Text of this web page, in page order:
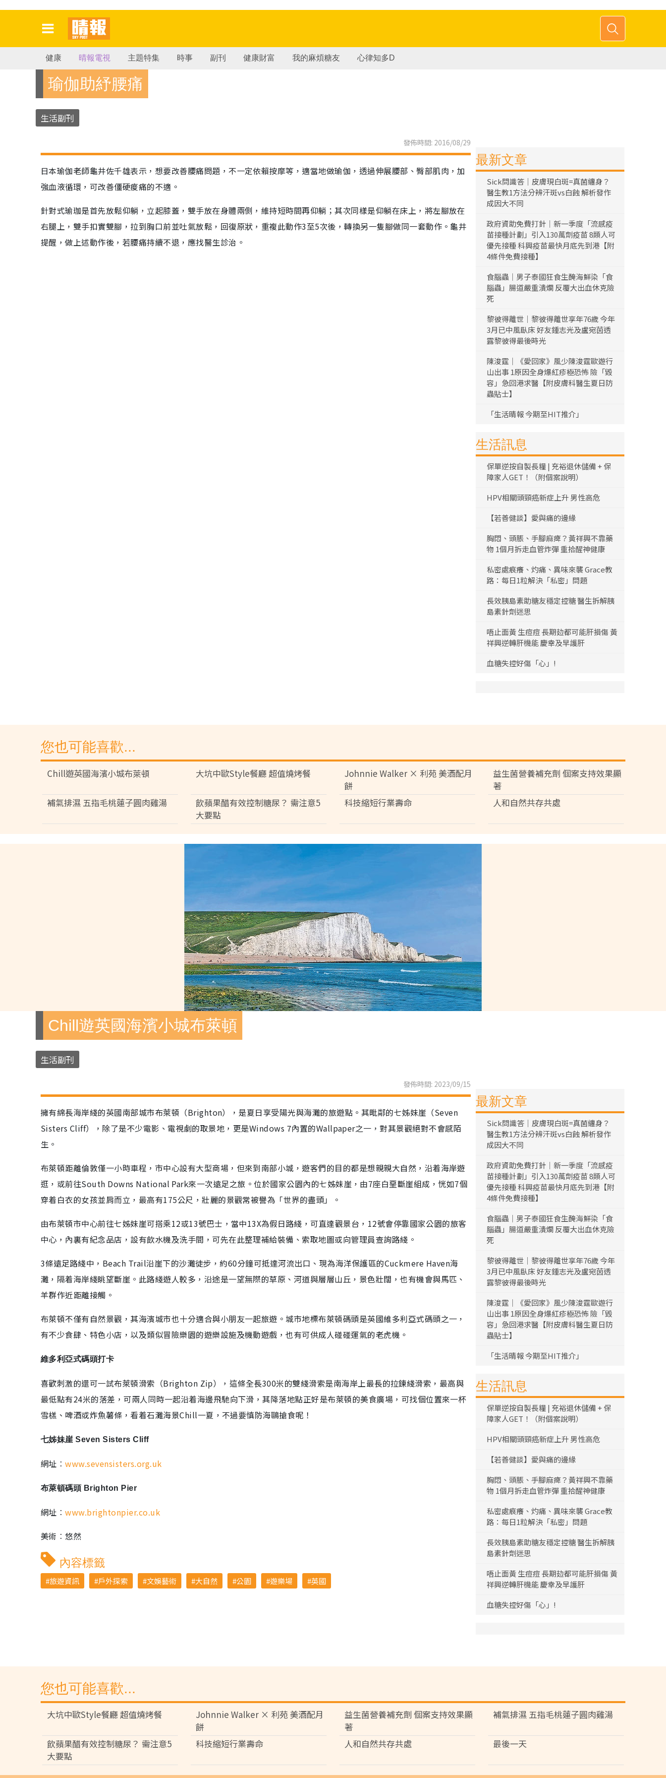
健康 晴報電視 主題特集 時事 副刊 健康財富 我的麻煩糖友 心律知多D
瑜伽助紓腰痛
生活副刊
發佈時間: 2016/08/29
日本瑜伽老師龜井佐千雄表示，想要改善腰痛問題，不一定依賴按摩等，適當地做瑜伽，透過伸展腰部、臀部肌肉，加
強血液循環，可改善僵硬痠痛的不適。
針對式瑜珈是首先放鬆仰躺，立起膝蓋，雙手放在身體兩側，維持短時間再仰躺；其次同樣是仰躺在床上，將左腳放在
右腿上，雙手扣實雙腳，拉到胸口前並吐氣放鬆，回復原狀，重複此動作3至5次後，轉換另一隻腳做同一套動作。龜井
提醒，做上述動作後，若腰痛持續不退，應找醫生診治。
最新文章
Sick問識答｜皮膚現白斑=真菌纏身？
醫生教1方法分辨汗斑vs白蝕 解析發作
成因大不同
政府資助免費打針｜新一季度「流感疫
苗接種計劃」引入130萬劑疫苗 8類人可
優先接種 科興疫苗最快月底先到港【附
4條件免費接種】
食腦蟲｜男子泰國狂食生醃海鮮染「食
腦蟲」腸道嚴重潰爛 反覆大出血休克險
死
黎彼得離世｜黎彼得離世享年76歲 今年
3月已中風臥床 好友鍾志光及盧宛茵透
露黎彼得最後時光
陳浚霆｜《愛回家》風少陳浚霆歐遊行
山出事 1原因全身爆紅疹極恐怖 險「毀
容」急回港求醫【附皮膚科醫生夏日防
蟲貼士】
「生活晴報 今期至HIT推介」
生活訊息
保單逆按自製長糧 | 充裕退休儲備 + 保
障家人GET！（附個案說明）
HPV相關頭頸癌新症上升 男性高危
【若善健談】愛與痛的邊緣
胸悶、頭脹、手腳麻痺？黃祥興不靠藥
物 1個月拆走血管炸彈 重拾醒神健康
私密處痕癢、灼痛、異味來襲 Grace教
路：每日1粒解決「私密」問題
長效胰島素助糖友穩定控糖 醫生拆解胰
島素針劑迷思
唔止面黃 生痘痘 長期攰都可能肝損傷 黃
祥興逆轉肝機能 慶幸及早護肝
血糖失控好傷「心」!
您也可能喜歡...
Chill遊英國海濱小城布萊頓 大坑中歐Style餐廳 超值燒烤餐
Johnnie Walker × 利苑 美酒配月
餅
益生菌營養補充劑 個案支持效果顯
著
補氣排濕 五指毛桃蓮子圓肉雞湯
飲蘋果醋有效控制糖尿？ 需注意5
大要點
科技縮短行業壽命 人和自然共存共處
Chill遊英國海濱小城布萊頓
生活副刊
發佈時間: 2023/09/15
擁有綿長海岸綫的英國南部城市布萊頓（Brighton），是夏日享受陽光與海灘的旅遊點。其毗鄰的七姊妹崖（Seven
Sisters Cliff），除了是不少電影、電視劇的取景地，更是Windows 7內置的Wallpaper之一，對其景觀絕對不會感陌
生。
布萊頓距離倫敦僅一小時車程，市中心設有大型商場，但來到南部小城，遊客們的目的都是想親親大自然，沿着海岸遊
逛，或前往South Downs National Park來一次遠足之旅。位於國家公園內的七姊妹崖，由7座白堊斷崖組成，恍如7個
穿着白衣的女孩並肩而立，最高有175公尺，壯麗的景觀常被譽為「世界的盡頭」。
由布萊頓市中心前往七姊妹崖可搭乘12或13號巴士，當中13X為假日路綫，可直達觀景台，12號會停靠國家公園的旅客
中心，內裏有紀念品店，設有飲水機及洗手間，可先在此整理補給裝備、索取地圖或向管理員查詢路綫。
3條遠足路綫中，Beach Trail沿崖下的沙灘徒步，約60分鐘可抵達河流出口、現為海洋保護區的Cuckmere Haven海
灘，隔着海岸綫眺望斷崖。此路綫遊人較多，沿途是一望無際的草原、河道與層層山丘，景色壯闊，也有機會與馬匹、
羊群作近距離接觸。
布萊頓不僅有自然景觀，其海濱城市也十分適合與小朋友一起旅遊。城市地標布萊頓碼頭是英國維多利亞式碼頭之一，
有不少食肆、特色小店，以及類似冒險樂園的遊樂設施及機動遊戲，也有可供成人碰碰運氣的老虎機。
維多利亞式碼頭打卡
喜歡刺激的還可一試布萊頓滑索（Brighton Zip），這條全長300米的雙綫滑索是南海岸上最長的拉鍊綫滑索，最高與
最低點有24米的落差，可兩人同時一起沿着海邊飛馳向下滑，其降落地點正好是布萊頓的美食廣場，可找個位置來一杯
雪榚、啤酒或炸魚薯條，看着石灘海景Chill一夏，不過要慎防海鷗搶食呢！
七姊妹崖 Seven Sisters Cliff
網址︰www.sevensisters.org.uk
布萊頓碼頭 Brighton Pier
網址︰www.brightonpier.co.uk
美術︰悠然
內容標籤
旅遊資訊 戶外探索 文娛藝術 大自然 公園 遊樂場 英國
最新文章
Sick問識答｜皮膚現白斑=真菌纏身？
醫生教1方法分辨汗斑vs白蝕 解析發作
成因大不同
政府資助免費打針｜新一季度「流感疫
苗接種計劃」引入130萬劑疫苗 8類人可
優先接種 科興疫苗最快月底先到港【附
4條件免費接種】
食腦蟲｜男子泰國狂食生醃海鮮染「食
腦蟲」腸道嚴重潰爛 反覆大出血休克險
死
黎彼得離世｜黎彼得離世享年76歲 今年
3月已中風臥床 好友鍾志光及盧宛茵透
露黎彼得最後時光
陳浚霆｜《愛回家》風少陳浚霆歐遊行
山出事 1原因全身爆紅疹極恐怖 險「毀
容」急回港求醫【附皮膚科醫生夏日防
蟲貼士】
「生活晴報 今期至HIT推介」
生活訊息
保單逆按自製長糧 | 充裕退休儲備 + 保
障家人GET！（附個案說明）
HPV相關頭頸癌新症上升 男性高危
【若善健談】愛與痛的邊緣
胸悶、頭脹、手腳麻痺？黃祥興不靠藥
物 1個月拆走血管炸彈 重拾醒神健康
私密處痕癢、灼痛、異味來襲 Grace教
路：每日1粒解決「私密」問題
長效胰島素助糖友穩定控糖 醫生拆解胰
島素針劑迷思
唔止面黃 生痘痘 長期攰都可能肝損傷 黃
祥興逆轉肝機能 慶幸及早護肝
血糖失控好傷「心」!
您也可能喜歡...
大坑中歐Style餐廳 超值燒烤餐
Johnnie Walker × 利苑 美酒配月
餅
益生菌營養補充劑 個案支持效果顯
著
補氣排濕 五指毛桃蓮子圓肉雞湯
飲蘋果醋有效控制糖尿？ 需注意5
大要點
科技縮短行業壽命 人和自然共存共處 最後一天